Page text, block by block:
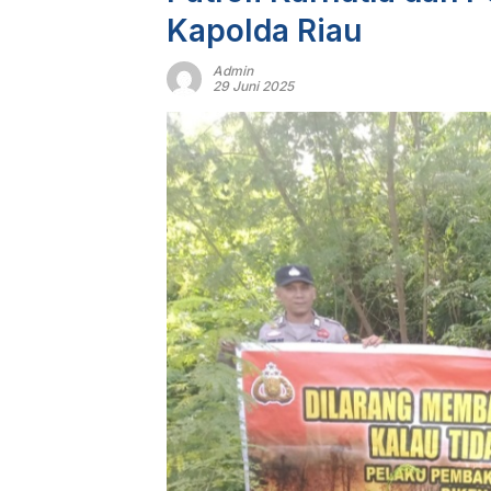
Kapolda Riau
Admin
29 Juni 2025